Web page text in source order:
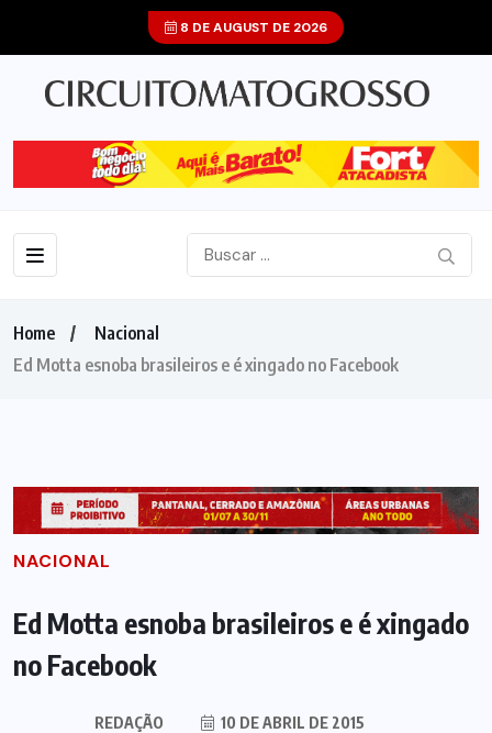
8 DE AUGUST DE 2026
Home
Nacional
Ed Motta esnoba brasileiros e é xingado no Facebook
NACIONAL
Ed Motta esnoba brasileiros e é xingado
no Facebook
REDAÇÃO 10 DE ABRIL DE 2015